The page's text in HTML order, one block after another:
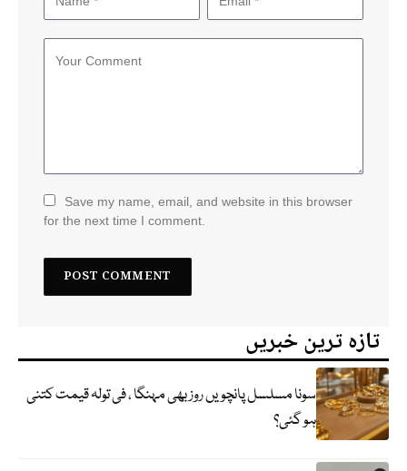
Save my name, email, and website in this browser
for the next time I comment.
تازہ ترین خبریں
سونا مسلسل پانچویں روز بھی مہنگا ، فی تولہ قیمت کتنی
ہو گئی؟